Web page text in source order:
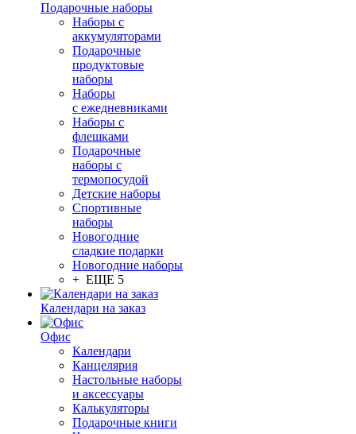
Подарочные наборы
Наборы с
аккумуляторами
Подарочные
продуктовые
наборы
Наборы
с ежедневниками
Наборы с
флешками
Подарочные
наборы с
термопосудой
Детские наборы
Спортивные
наборы
Новогодние
сладкие подарки
Новогодние наборы
+ ЕЩЕ 5
Календари на заказ
Офис
Календари
Канцелярия
Настольные наборы
и аксессуары
Калькуляторы
Подарочные книги